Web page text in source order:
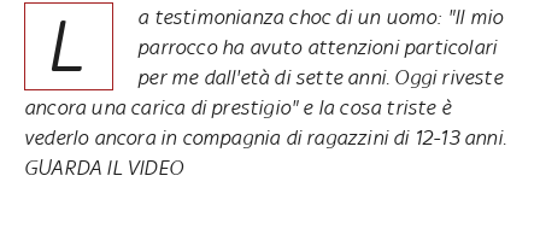
L
a testimonianza choc di un uomo: "Il mio
parrocco ha avuto attenzioni particolari
per me dall'età di sette anni. Oggi riveste
ancora una carica di prestigio" e la cosa triste è
vederlo ancora in compagnia di ragazzini di 12-13 anni.
GUARDA IL VIDEO